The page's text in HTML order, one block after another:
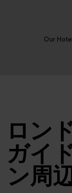
Our
ロン
ガイ
ン周